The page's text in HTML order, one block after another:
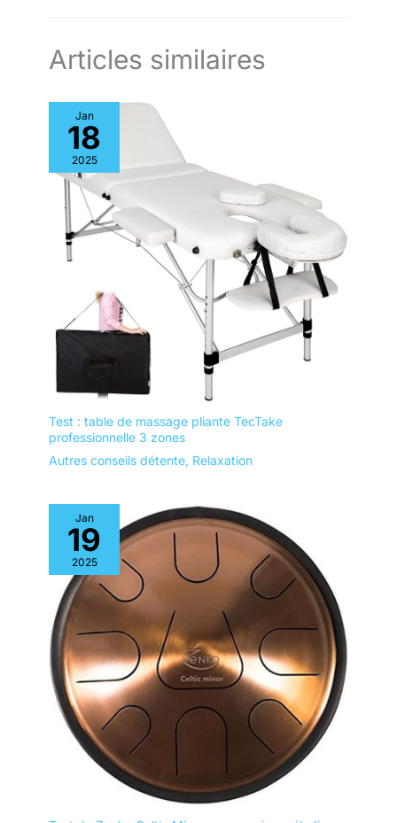
Articles similaires
Jan
18
2025
Test : table de massage pliante TecTake
professionnelle 3 zones
Autres conseils détente, Relaxation
Jan
19
2025